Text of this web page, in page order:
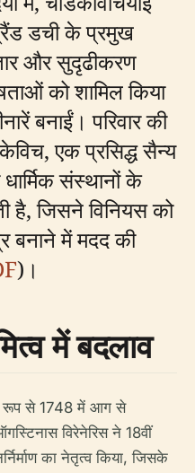
डची के प्रमुख
और सुदृढीकरण
को शामिल किया
बनाईं। परिवार की
एक प्रसिद्ध सैन्य
संस्थानों के
है, जिसने विनियस को
बनाने में मदद की
)।
में बदलाव
रूप से 1748 में आग से
विरेनेरिस ने 18वीं
का नेतृत्व किया, जिसके